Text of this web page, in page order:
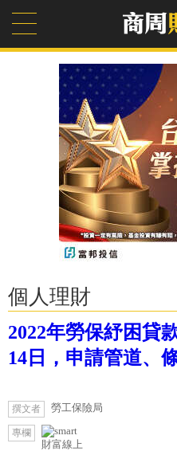
個人理財
2022年勞保紓困貸
14日，申請管道、
撰文者 勞工保險局
專欄
財富線上